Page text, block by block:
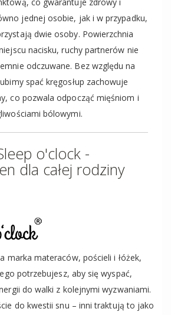
jednej osobie, jak i w przypadku,
dwie osoby. Powierzchnia
nacisku, ruchy partnerów nie
odczuwane. Bez względu na
spać kręgosłup zachowuje
co pozwala odpocząć mięśniom i
bólowymi.
o'clock -
dla całej rodziny
marka materaców, pościeli i łóżek,
potrzebujesz, aby się wyspać,
do walki z kolejnymi wyzwaniami.
do kwestii snu – inni traktują to jako